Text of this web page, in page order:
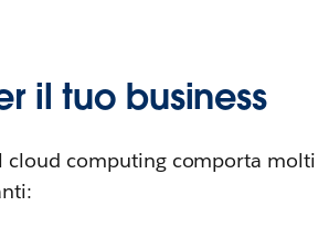
il tuo business
cloud computing comporta molti